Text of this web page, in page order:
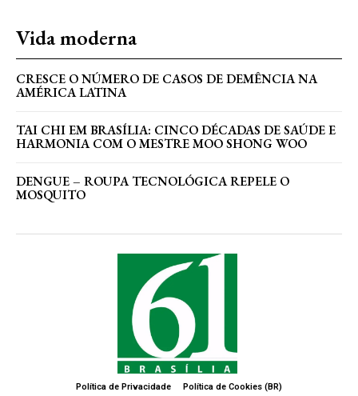
Vida moderna
CRESCE O NÚMERO DE CASOS DE DEMÊNCIA NA
AMÉRICA LATINA
TAI CHI EM BRASÍLIA: CINCO DÉCADAS DE SAÚDE E
HARMONIA COM O MESTRE MOO SHONG WOO
DENGUE – ROUPA TECNOLÓGICA REPELE O
MOSQUITO
Política de Privacidade Política de Cookies (BR)